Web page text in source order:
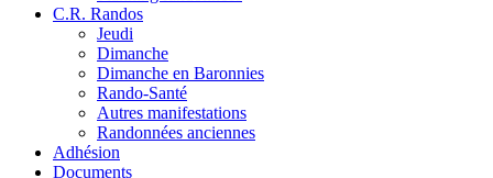
C.R. Randos
Jeudi
Dimanche
Dimanche en Baronnies
Rando-Santé
Autres manifestations
Randonnées anciennes
Adhésion
Documents